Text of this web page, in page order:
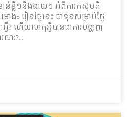
ខ្លីៗ​និង​ងាយៗ អំពី​ការ​តស៊ូ​មតិ
» រៀន​ថ្ងៃនេះ ជា​ទុន​សម្រាប់​ថ្ងៃ
វី? ហើយ​ហេតុអ្វីបានជា​ការ​បង្ហាញ​
រណៈ?